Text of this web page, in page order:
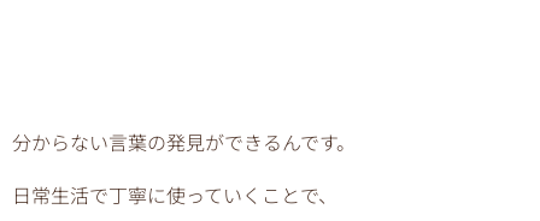
分からない言葉の発見ができるんです。
日常生活で丁寧に使っていくことで、